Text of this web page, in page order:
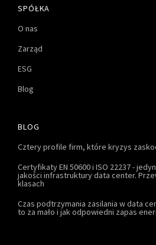
SPÓŁKA
O nas
Zarząd
ESG
Blog
BLOG
Cztery profile firm, które kryzys
Certyfikaty EN 50600 i ISO 22237 -
jakości infrastruktury data center.
klasach
Czas podtrzymania zasilania w data
to za mało i jak odpowiedni zapas